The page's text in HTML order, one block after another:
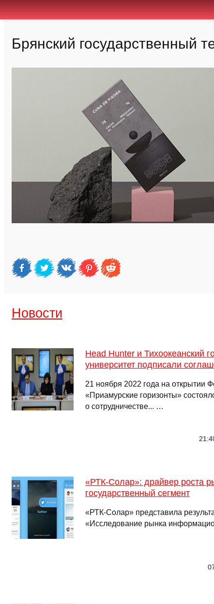
Брянский государственный
Новости
Head Hunter и Тихоокеанский
университет подписали
21 ноября 2022 года на открытии
«Приамурские горизонты»
о сотрудничестве... …
«РТК-Солар»: драйвер роста
государственный сегмент
«РТК-Солар» представила
«Исследование рынка